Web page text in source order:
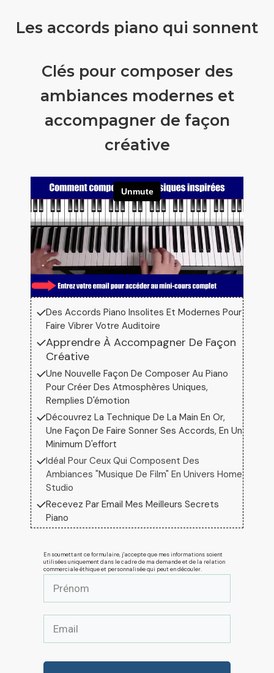
Les accords piano qui sonnent
Clés pour composer des
ambiances modernes et
accompagner de façon
créative
Des Accords Piano Insolites Et Modernes Pour
Faire Vibrer Votre Auditoire
Apprendre À Accompagner De Façon
Créative
Une Nouvelle Façon De Composer Au Piano
Pour Créer Des Atmosphères Uniques,
Remplies D'émotion
Découvrez La Technique De La Main En Or,
Une Façon De Faire Sonner Ses Accords, En Un
Minimum D'effort
Idéal Pour Ceux Qui Composent Des
Ambiances "musique De Film" En Univers Home
Studio
Recevez Par Email Mes Meilleurs Secrets
Piano
En soumettant ce formulaire, j'accepte que mes informations soient
utilisées uniquement dans le cadre de ma demande et de la relation
commerciale éthique et personnalisée qui peut en découler.